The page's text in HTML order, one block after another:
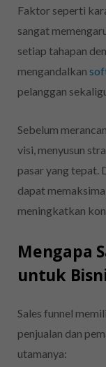
Faktor seperti
sangat
setiap tahapan
mengandalkan
pelanggan
Sebelum
visi, menyusun
pasar yang tepat.
dapat
meningkatkan
Mengapa
untuk
Sales funnel
penjualan dan
utamanya: